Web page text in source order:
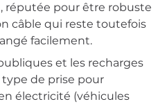
réputée pour être robuste
câble qui reste toutefois
facilement.
et les recharges
de prise pour
électricité (véhicules